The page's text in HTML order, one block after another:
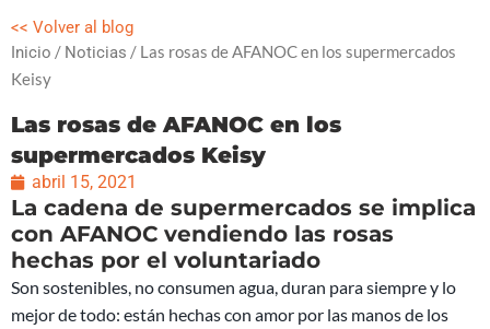
<< Volver al blog
Inicio / Noticias / Las rosas de AFANOC en los supermercados
Keisy
Las rosas de AFANOC en los
supermercados Keisy
abril 15, 2021
La cadena de supermercados se implica
con AFANOC vendiendo las rosas
hechas por el voluntariado
Son sostenibles, no consumen agua, duran para siempre y lo
mejor de todo: están hechas con amor por las manos de los